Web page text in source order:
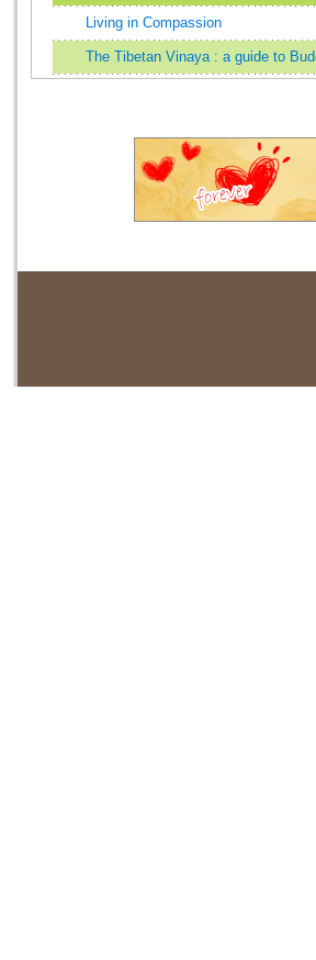
Living in Compassion
The Tibetan Vinaya : a guide to